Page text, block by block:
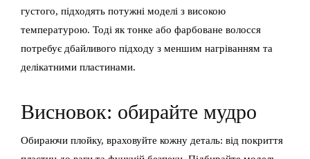
густого, підходять потужні моделі з високою
температурою. Тоді як тонке або фарбоване волосся
потребує дбайливого підходу з меншим нагріванням та
делікатними пластинами.
Висновок: обирайте мудро
Обираючи плойку, враховуйте кожну деталь: від покриття